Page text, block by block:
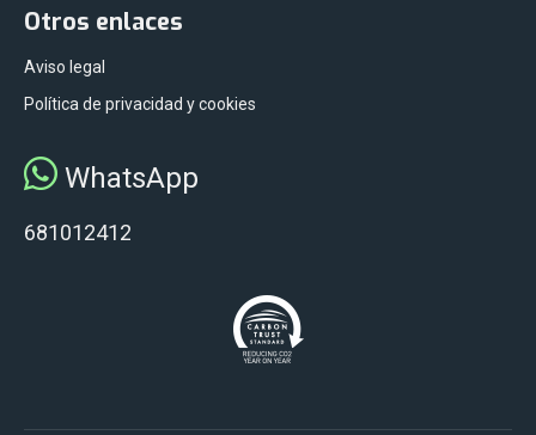
Otros enlaces
Aviso legal
Política de privacidad y cookies
WhatsApp
681012412